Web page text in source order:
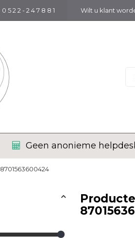
0 5 2 2 - 2 4 7 8 8 1 Wilt u klant
Geen anonieme
8701563600424